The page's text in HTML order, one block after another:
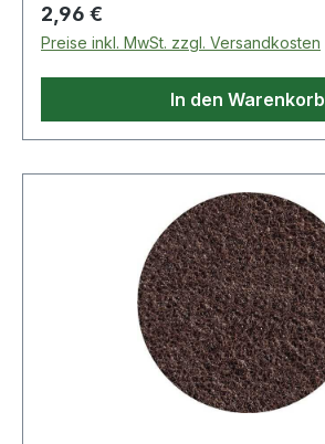
Regulärer Preis:
2,96 €
Preise inkl. MwSt. zzgl. Versandkosten
In den Warenkorb